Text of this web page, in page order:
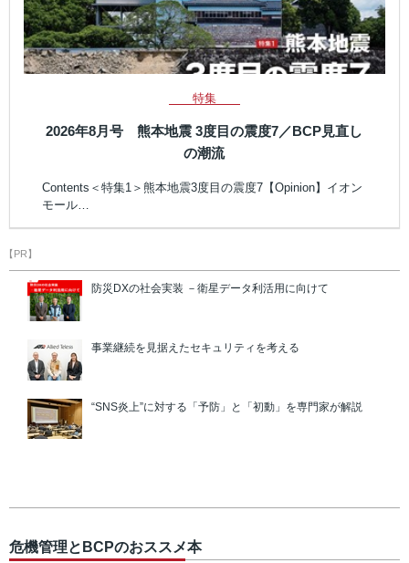
特集
2026年8月号 熊本地震 3度目の震度7／BCP見直し
の潮流
Contents＜特集1＞熊本地震3度目の震度7【Opinion】イオン
モール…
【PR】
防災DXの社会実装 －衛星データ利活用に向けて
事業継続を見据えたセキュリティを考える
“SNS炎上”に対する「予防」と「初動」を専門家が解説
危機管理とBCPのおススメ本